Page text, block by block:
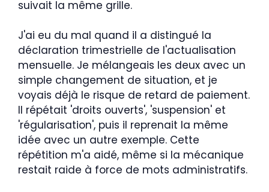
suivait la même grille.
J'ai eu du mal quand il a distingué la
déclaration trimestrielle de l'actualisation
mensuelle. Je mélangeais les deux avec un
simple changement de situation, et je
voyais déjà le risque de retard de paiement.
Il répétait 'droits ouverts', 'suspension' et
'régularisation', puis il reprenait la même
idée avec un autre exemple. Cette
répétition m'a aidé, même si la mécanique
restait raide à force de mots administratifs.